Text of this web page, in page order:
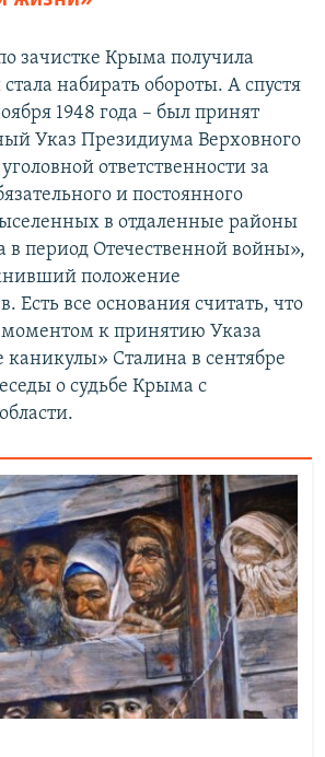
зачистке Крыма получила
набирать обороты. А спустя
1948 года – был принят
Указ Президиума Верховного
ответственности за
и постоянного
в отдаленные районы
в период Отечественной войны»,
положение
Есть все основания считать, что
к принятию Указа
Сталина в сентябре
о судьбе Крыма с